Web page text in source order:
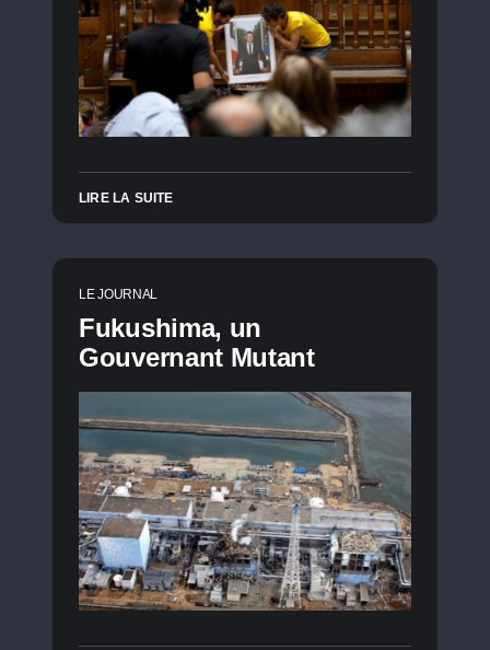
LIRE LA SUITE
LE JOURNAL
Fukushima, un
Gouvernant Mutant